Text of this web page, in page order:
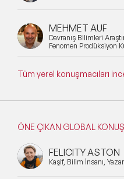
MEHMET AUF
Davranış Bilimleri
Fenomen Prodüksiyon
Tüm yerel konuşmacıları
ÖNE ÇIKAN GLOBAL
FELICITY ASTON
Kaşif, Bilim İnsanı, Yazar